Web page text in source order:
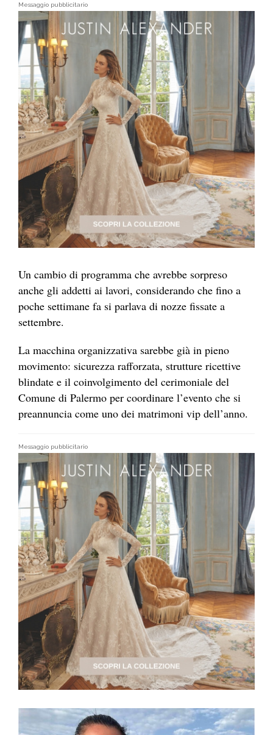
Messaggio pubblicitario
Un cambio di programma che avrebbe sorpreso
anche gli addetti ai lavori, considerando che fino a
poche settimane fa si parlava di nozze fissate a
settembre.
La macchina organizzativa sarebbe già in pieno
movimento: sicurezza rafforzata, strutture ricettive
blindate e il coinvolgimento del cerimoniale del
Comune di Palermo per coordinare l’evento che si
preannuncia come uno dei matrimoni vip dell’anno.
Messaggio pubblicitario